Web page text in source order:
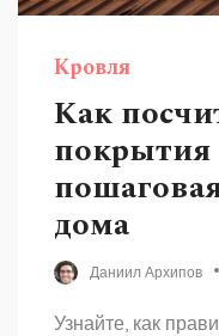
Кровля
Как
покрытия
дома
Даниил Архипов
Узнайте, как